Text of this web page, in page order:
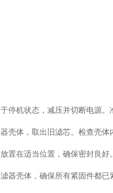
机状态，减压并切断电源。
体，取出旧滤芯。检查壳体
在适当位置，确保密封良好
壳体，确保所有紧固件都已